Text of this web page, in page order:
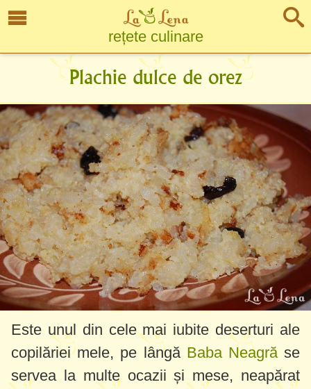
rețete culinare
Plachie dulce de orez
Este unul din cele mai iubite deserturi ale
copilăriei mele, pe lângă Baba Neagrăse
servea la multe ocazii și mese, neapărat